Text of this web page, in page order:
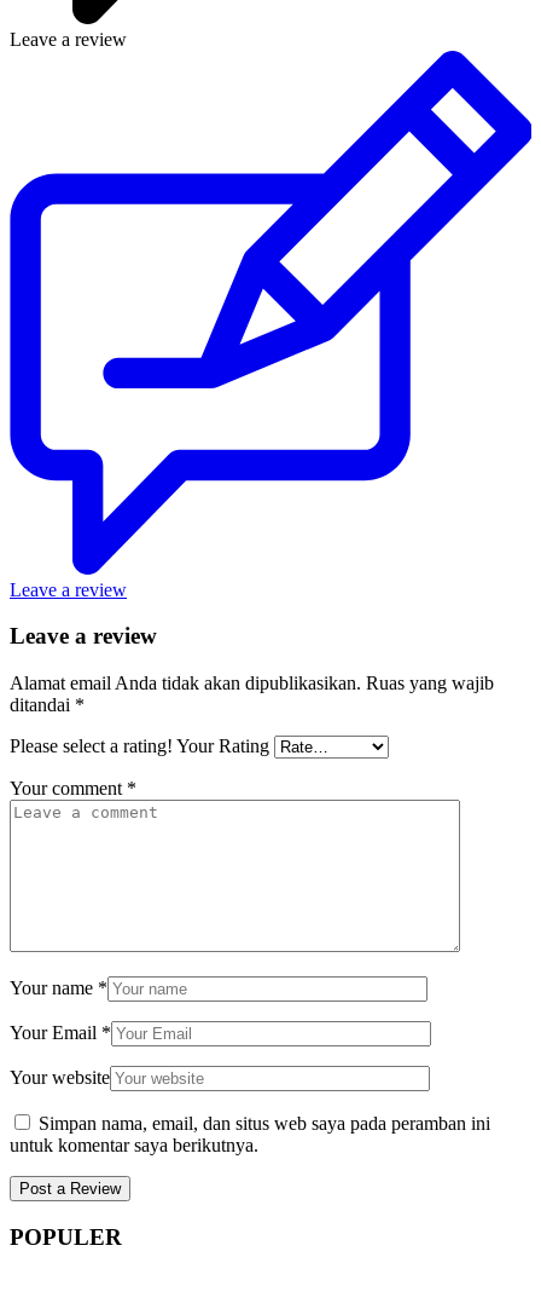
Leave a review
Leave a review
Leave a review
Alamat email Anda tidak akan dipublikasikan. Ruas yang wajib
ditandai *
Please select a rating! Your Rating
Your comment *
Your name *
Your Email *
Your website
Simpan nama, email, dan situs web saya pada peramban ini
untuk komentar saya berikutnya.
POPULER